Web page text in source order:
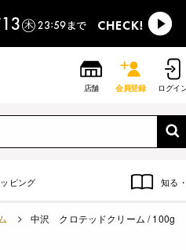
店舗 会員登録 ログイ
ピング 知る
中沢 クロテッドクリーム / 100g